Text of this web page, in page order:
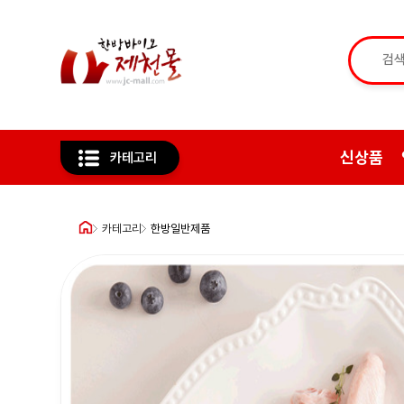
카테고리 신상품
카테고리 한방일반제품